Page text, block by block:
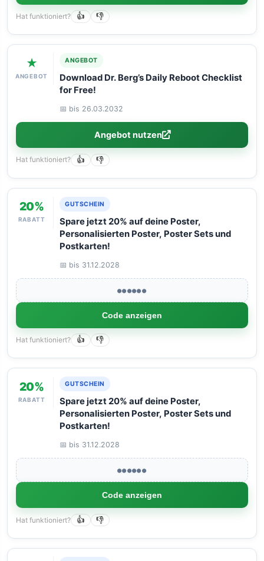
Hat funktioniert? 👍 👎
★
ANGEBOT
ANGEBOT
Download Dr. Berg’s Daily Reboot Checklist
for Free!
📅 bis 26.03.2032
Angebot nutzen
Hat funktioniert? 👍 👎
20%
RABATT
GUTSCHEIN
Spare jetzt 20% auf deine Poster,
Personalisierten Poster, Poster Sets und
Postkarten!
📅 bis 31.12.2028
●●●●●●
Code anzeigen
Hat funktioniert? 👍 👎
20%
RABATT
GUTSCHEIN
Spare jetzt 20% auf deine Poster,
Personalisierten Poster, Poster Sets und
Postkarten!
📅 bis 31.12.2028
●●●●●●
Code anzeigen
Hat funktioniert? 👍 👎